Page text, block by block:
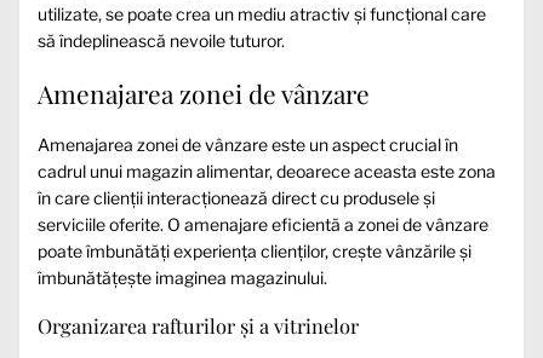
utilizate, se poate crea un mediu atractiv și funcțional care
să îndeplinească nevoile tuturor.
Amenajarea zonei de vânzare
Amenajarea zonei de vânzare este un aspect crucial în
cadrul unui magazin alimentar, deoarece aceasta este zona
în care clienții interacționează direct cu produsele și
serviciile oferite. O amenajare eficientă a zonei de vânzare
poate îmbunătăți experiența clienților, crește vânzările și
îmbunătățește imaginea magazinului.
Organizarea rafturilor și a vitrinelor